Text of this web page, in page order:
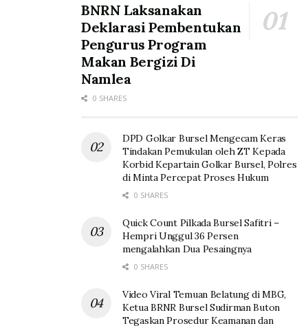
BNRN Laksanakan
Deklarasi Pembentukan
Pengurus Program
Makan Bergizi Di
Namlea
0 SHARES
DPD Golkar Bursel Mengecam Keras
Tindakan Pemukulan oleh ZT Kepada
Korbid Kepartain Golkar Bursel, Polres
di Minta Percepat Proses Hukum
0 SHARES
Quick Count Pilkada Bursel Safitri –
Hempri Unggul 36 Persen
mengalahkan Dua Pesaingnya
0 SHARES
Video Viral Temuan Belatung di MBG,
Ketua BRNR Bursel Sudirman Buton
Tegaskan Prosedur Keamanan dan